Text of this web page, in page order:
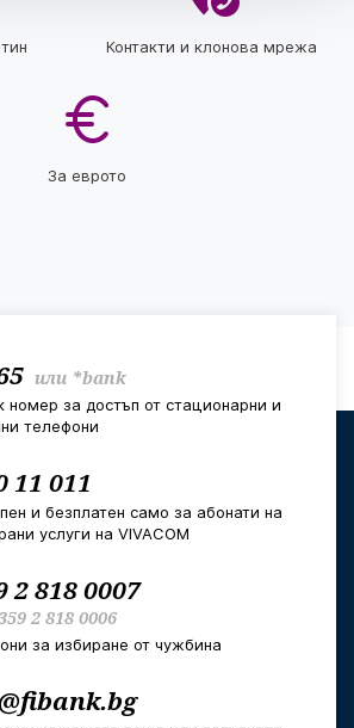
Контакти и клонова мрежа
За еврото
или *bank
номер за достъп от стационарни и
телефони
11 011
и безплатен само за абонати на
услуги на VIVACOM
2 818 0007
2 818 0006
за избиране от чужбина